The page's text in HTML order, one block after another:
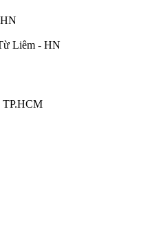
Liêm - HN
TP.HCM